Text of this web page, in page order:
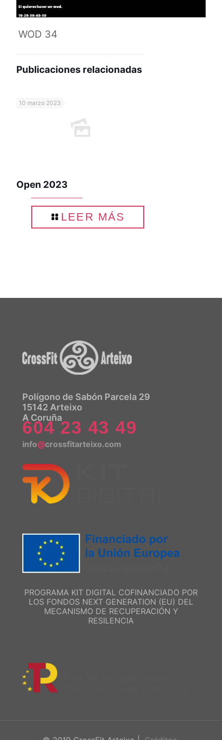
WOD 34
Publicaciones relacionadas
10 marzo 2023
Open 2023
LEER MÁS
Polígono de Sabón Parcela 29
15142 Arteixo
A Coruña
604 23 43 49
info@crossfitarteixo.com
PROGRAMA KIT DIGITAL COFINANCIADO POR
LOS FONDOS NEXT GENERATION (EU) DEL
MECANISMO DE RECUPERACIÓN Y
RESILENCIA